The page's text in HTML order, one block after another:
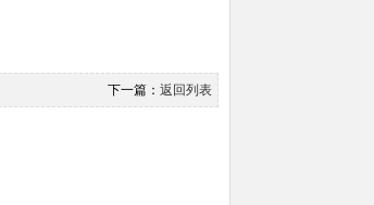
下一篇： 返回列表